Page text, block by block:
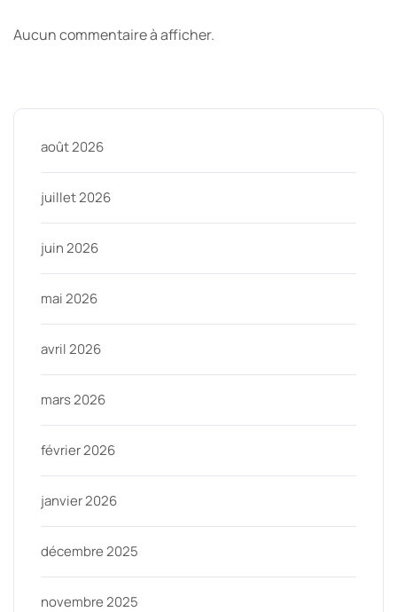
Aucun commentaire à afficher.
août 2026
juillet 2026
juin 2026
mai 2026
avril 2026
mars 2026
février 2026
janvier 2026
décembre 2025
novembre 2025